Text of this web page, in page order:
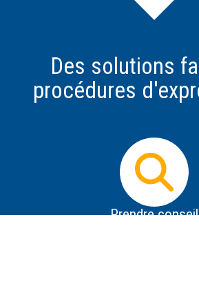
Des solutions
procédures
Prendre conseil